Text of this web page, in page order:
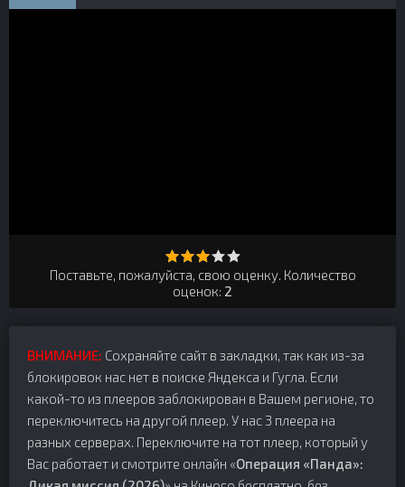
Поставьте, пожалуйста, свою оценку. Количество
оценок: 2
ВНИМАНИЕ: Сохраняйте сайт в закладки, так как из-за
блокировок нас нет в поиске Яндекса и Гугла. Если
какой-то из плееров заблокирован в Вашем регионе, то
переключитесь на другой плеер. У нас 3 плеера на
разных серверах. Переключите на тот плеер, который у
Вас работает и смотрите онлайн «Операция «Панда»: